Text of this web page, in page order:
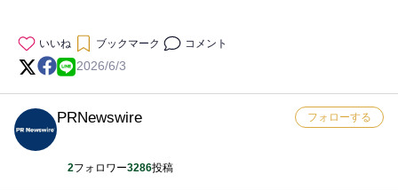
いいね ブックマーク コメント
2026/6/3
PRNewswire
2フォロワー3286投稿
フォローする